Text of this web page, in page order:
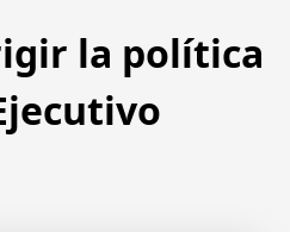
la política